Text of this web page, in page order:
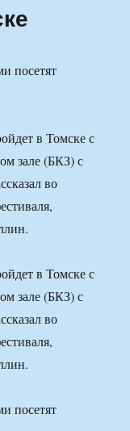
в Томске с
зале (БКЗ) с
во
в Томске с
зале (БКЗ) с
во